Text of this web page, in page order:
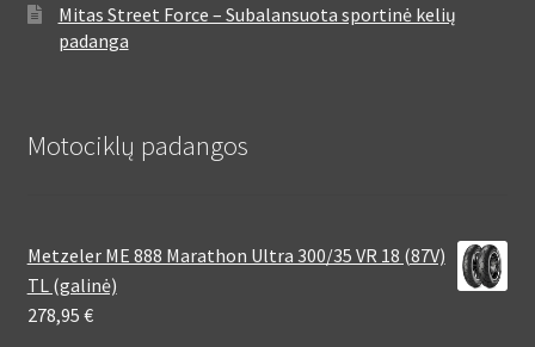
Mitas Street Force – Subalansuota sportinė kelių
padanga
Motociklų padangos
Metzeler ME 888 Marathon Ultra 300/35 VR 18 (87V)
TL (galinė)
278,95 €